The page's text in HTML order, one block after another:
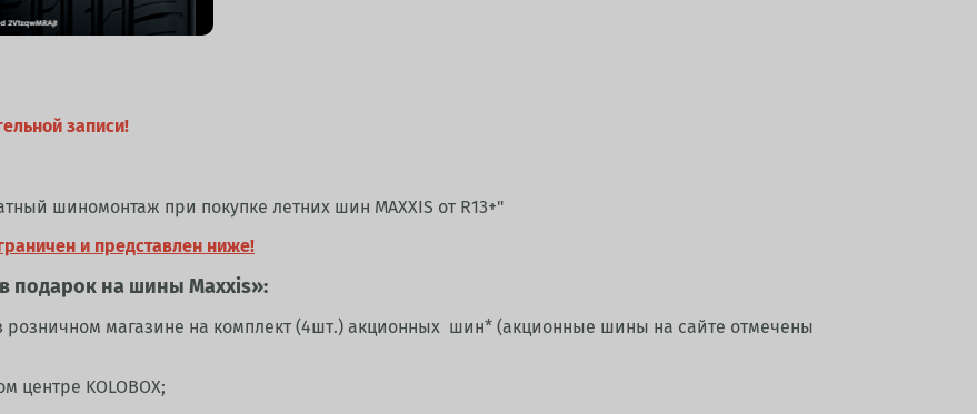
записи!
шиномонтаж при покупке летних шин MAXXIS от R13+"
и представлен ниже!
подарок на шины Maxxis»:
розничном магазине на комплект (4шт.) акционных шин* (акционные шины на сайте отмечены
центре KOLOBOX;